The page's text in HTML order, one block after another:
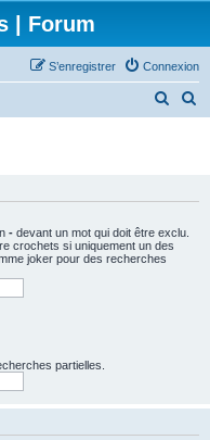
| Forum
Connexion
S’enregistrer
e
e
r
c
- devant un mot qui doit être exclu.
crochets si uniquement un des
joker pour des recherches
partielles.